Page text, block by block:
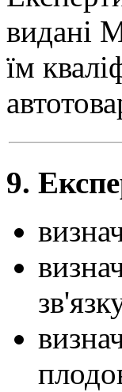
видані
їм
9.